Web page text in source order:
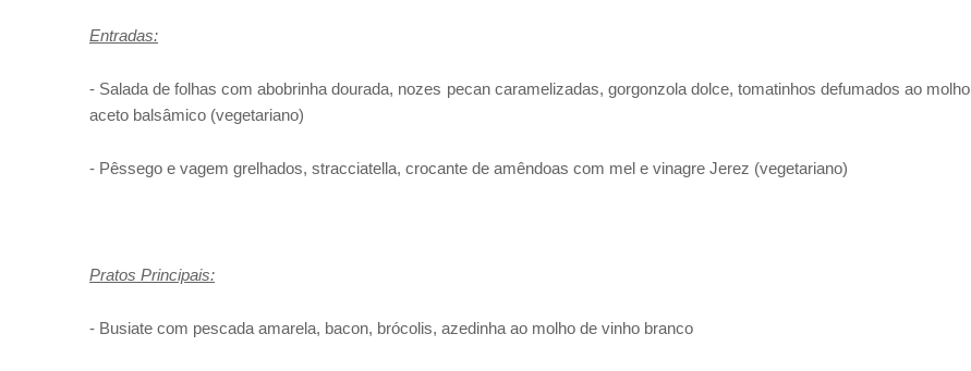
Entradas:
- Salada de folhas com abobrinha dourada, nozes pecan caramelizadas, gorgonzola dolce, tomatinhos defumados ao molho
aceto balsâmico (vegetariano)
- Pêssego e vagem grelhados, stracciatella, crocante de amêndoas com mel e vinagre Jerez (vegetariano)
Pratos Principais:
- Busiate com pescada amarela, bacon, brócolis, azedinha ao molho de vinho branco